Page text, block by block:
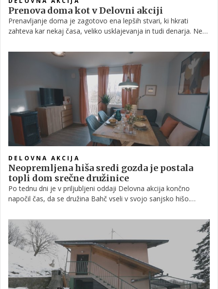
Prenova doma kot v Delovni akciji
Prenavljanje doma je zagotovo ena lepših stvari, ki hkrati
zahteva kar nekaj časa, veliko usklajevanja in tudi denarja. Ne
stanovanje, je pomembno, da dobro premislite in se na projekt
prenove pripravite, da bodo na koncu stvari funkcionalne in v
DELOVNA AKCIJA
Neopremljena hiša sredi gozda je postala
topli dom srečne družinice
Po tednu dni je v priljubljeni oddaji Delovna akcija končno
napočil čas, da se družina Bahč vseli v svojo sanjsko hišo.
Praznik poskrbela za zeliščni vrt in gugalnico za malega Karla,
mojstri pa so uredili tudi okolico.